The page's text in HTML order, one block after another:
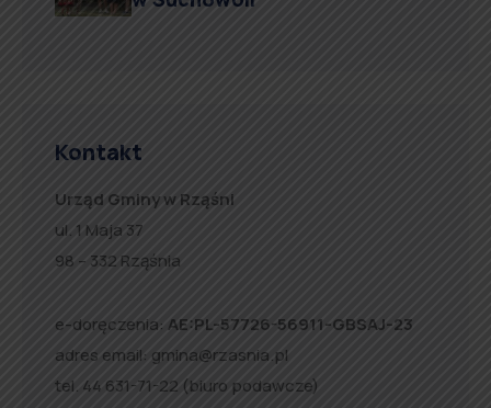
Kontakt
Urząd Gminy w Rząśni
ul. 1 Maja 37
98 – 332 Rząśnia
e-doręczenia: AE:PL-57726-56911-GBSAJ-23
adres email: gmina@rzasnia.pl
tel. 44 631-71-22 (biuro podawcze)